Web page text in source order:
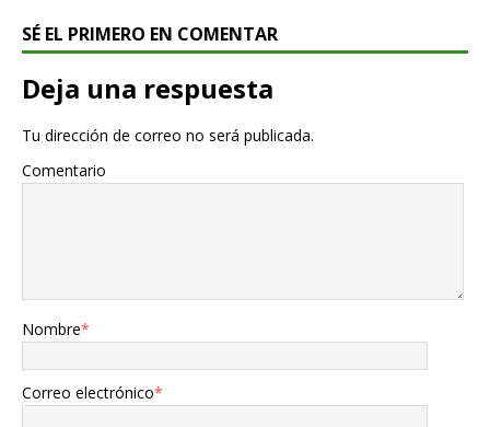
SÉ EL PRIMERO EN COMENTAR
Deja una respuesta
Tu dirección de correo no será publicada.
Comentario
Nombre*
Correo electrónico*